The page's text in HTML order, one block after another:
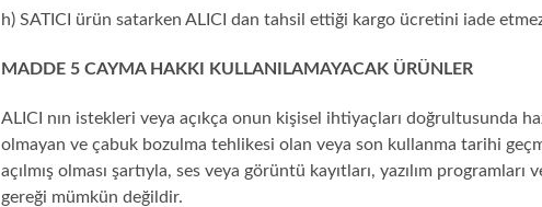
h) SATICI ürün satarken ALICI dan tahsil ettiği kargo ücretini iade
MADDE 5 CAYMA HAKKI KULLANILAMAYACAK ÜRÜNLER
ALICI nın istekleri veya açıkça onun kişisel ihtiyaçları doğrultusunda
olmayan ve çabuk bozulma tehlikesi olan veya son kullanma tarihi
açılmış olması şartıyla, ses veya görüntü kayıtları, yazılım
gereği mümkün değildir.